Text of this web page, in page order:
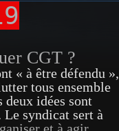
CGT ?
« à être défendu »,
tous ensemble
deux idées sont
Le syndicat sert à